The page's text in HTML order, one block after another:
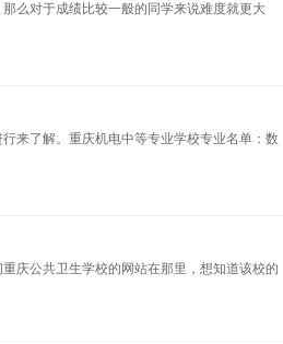
么对于成绩比较一般的同学来说难度就更大
来了解。重庆机电中等专业学校专业名单：数
庆公共卫生学校的网站在那里，想知道该校的